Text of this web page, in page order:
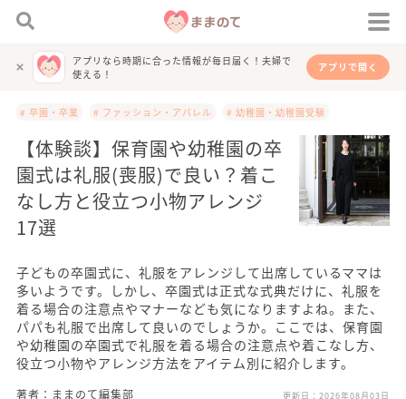
アプリなら時期に合った情報が毎日届く！夫婦で
使える！
アプリで開く
# 卒園・卒業 # ファッション・アパレル # 幼稚園・幼稚園受験
【体験談】保育園や幼稚園の卒
園式は礼服(喪服)で良い？着こ
なし方と役立つ小物アレンジ
17選
子どもの卒園式に、礼服をアレンジして出席しているママは
多いようです。しかし、卒園式は正式な式典だけに、礼服を
着る場合の注意点やマナーなども気になりますよね。また、
パパも礼服で出席して良いのでしょうか。ここでは、保育園
や幼稚園の卒園式で礼服を着る場合の注意点や着こなし方、
役立つ小物やアレンジ方法をアイテム別に紹介します。
著者：ままのて編集部 更新日： 2026年08月03日